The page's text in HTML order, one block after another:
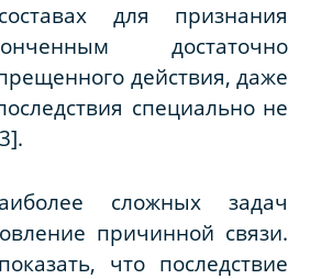
для признания
достаточно
действия, даже
специально не
сложных задач
причинной связи.
что последствие